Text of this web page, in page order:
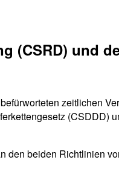
und
zeitlichen
(CSDDD)
beiden Richtlinien